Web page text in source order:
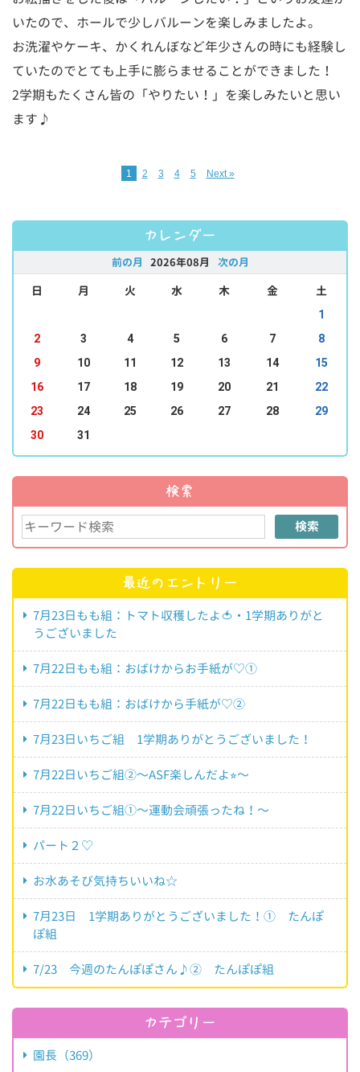
いたので、ホールで少しバルーンを楽しみましたよ。
お洗濯やケーキ、かくれんぼなど年少さんの時にも経験し
ていたのでとても上手に膨らませることができました！
2学期もたくさん皆の「やりたい！」を楽しみたいと思い
ます♪
1 2 3 4 5 Next »
カレンダー
前の月 2026年08月 次の月
日 月 火 水 木 金 土
1
2
3 4 5 6 7
8
9
10 11 12 13 14
15
16
17 18 19 20 21
22
23
24 25 26 27 28
29
30
31
検索
検索
最近のエントリー
7月23日もも組：トマト収穫したよ🍅・1学期ありがと
うございました
7月22日もも組：おばけからお手紙が♡①
7月22日もも組：おばけから手紙が♡②
7月23日いちご組 1学期ありがとうございました！
7月22日いちご組②〜ASF楽しんだよ⭐︎〜
7月22日いちご組①〜運動会頑張ったね！〜
パート２♡
お水あそび気持ちいいね☆
7月23日 1学期ありがとうございました！① たんぽ
ぽ組
7/23 今週のたんぽぽさん♪② たんぽぽ組
カテゴリー
園長（369）